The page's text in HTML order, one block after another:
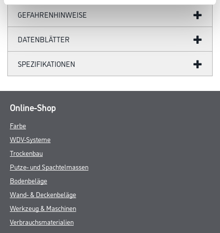
30°C nicht überschreiten. Die Luftfeuchtigkeit sollte während der
gesamten Zeit zwischen 30 % r.F. und 75 % r.F. liegen.
Verarbeitungszeit
- Grifffest: 30 min
- Überstreichbar: ca. 60-70 min
Verbrauch
100 ml
Gefahr
ZUSATZINFOS